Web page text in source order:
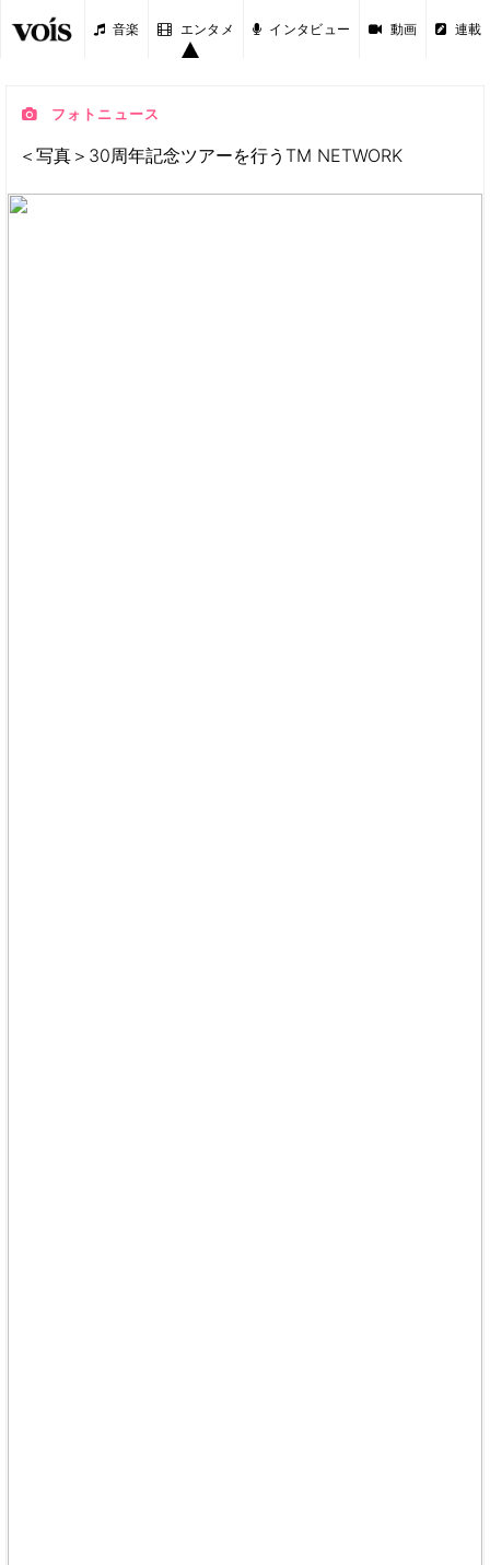
音楽 エンタメ インタビュー 動画 連載
フォトニュース
＜写真＞30周年記念ツアーを行うTM NETWORK